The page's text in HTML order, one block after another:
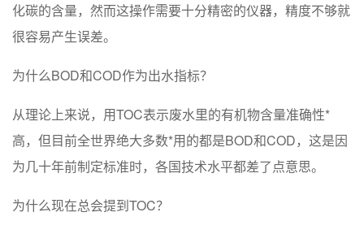
化碳的含量，然而这操作需要十分精密的仪器，精度不够就
很容易产生误差。
为什么BOD和COD作为出水指标？
从理论上来说，用TOC表示废水里的有机物含量准确性*
高，但目前全世界绝大多数*用的都是BOD和COD，这是因
为几十年前制定标准时，各国技术水平都差了点意思。
为什么现在总会提到TOC？